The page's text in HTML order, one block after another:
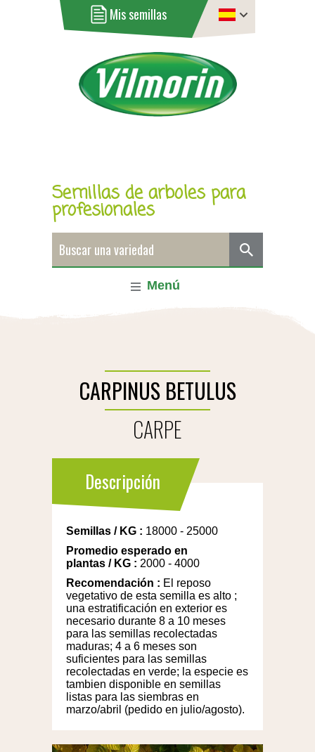
Mis semillas
Semillas de arboles para
profesionales
Menú
CARPINUS BETULUS
CARPE
Descripción
Semillas / KG : 18000 - 25000
Promedio esperado en
plantas / KG : 2000 - 4000
Recomendación : El reposo
vegetativo de esta semilla es alto ;
una estratificación en exterior es
necesario durante 8 a 10 meses
para las semillas recolectadas
maduras; 4 a 6 meses son
suficientes para las semillas
recolectadas en verde; la especie es
tambien disponible en semillas
listas para las siembras en
marzo/abril (pedido en julio/agosto).